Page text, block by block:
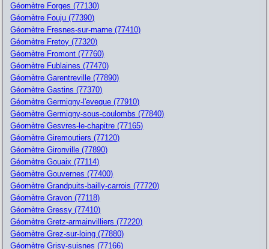
Géomètre Forges (77130)
Géomètre Fouju (77390)
Géomètre Fresnes-sur-marne (77410)
Géomètre Fretoy (77320)
Géomètre Fromont (77760)
Géomètre Fublaines (77470)
Géomètre Garentreville (77890)
Géomètre Gastins (77370)
Géomètre Germigny-l'eveque (77910)
Géomètre Germigny-sous-coulombs (77840)
Géomètre Gesvres-le-chapitre (77165)
Géomètre Giremoutiers (77120)
Géomètre Gironville (77890)
Géomètre Gouaix (77114)
Géomètre Gouvernes (77400)
Géomètre Grandpuits-bailly-carrois (77720)
Géomètre Gravon (77118)
Géomètre Gressy (77410)
Géomètre Gretz-armainvilliers (77220)
Géomètre Grez-sur-loing (77880)
Géomètre Grisy-suisnes (77166)